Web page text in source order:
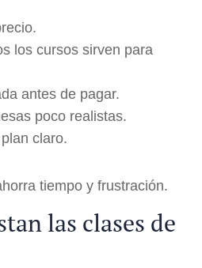
los cursos sirven para
antes de pagar.
poco realistas.
claro.
tiempo y frustración.
las clases de